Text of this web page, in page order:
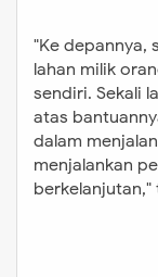
"Ke depannya,
lahan milik
sendiri. Sekali
atas
dalam
menjalankan
berkelanjutan,"